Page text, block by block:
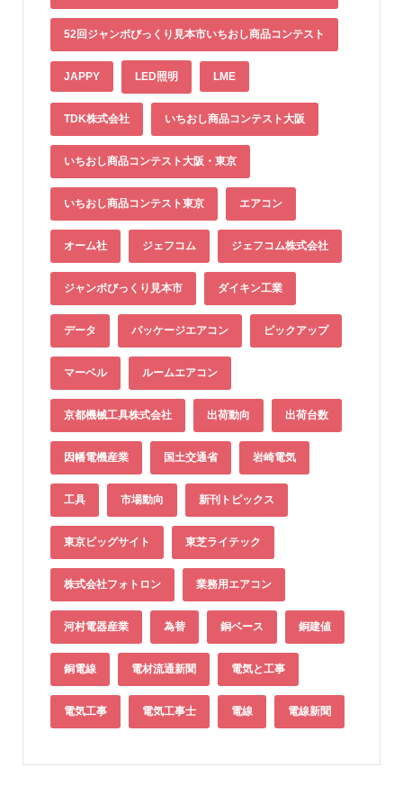
52回ジャンボびっくり見本市いちおし商品コンテスト
JAPPY LED照明 LME
TDK株式会社 いちおし商品コンテスト大阪
いちおし商品コンテスト大阪・東京
いちおし商品コンテスト東京 エアコン
オーム社 ジェフコム ジェフコム株式会社
ジャンボびっくり見本市 ダイキン工業
データ パッケージエアコン ピックアップ
マーベル ルームエアコン
京都機械工具株式会社 出荷動向 出荷台数
因幡電機産業 国土交通省 岩崎電気
工具 市場動向 新刊トピックス
東京ビッグサイト 東芝ライテック
株式会社フォトロン 業務用エアコン
河村電器産業 為替 銅ベース 銅建値
銅電線 電材流通新聞 電気と工事
電気工事 電気工事士 電線 電線新聞